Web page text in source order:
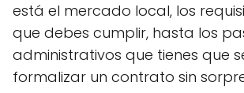
está el mercado local, los
que debes cumplir, hasta los
administrativos que tienes que
formalizar un contrato sin